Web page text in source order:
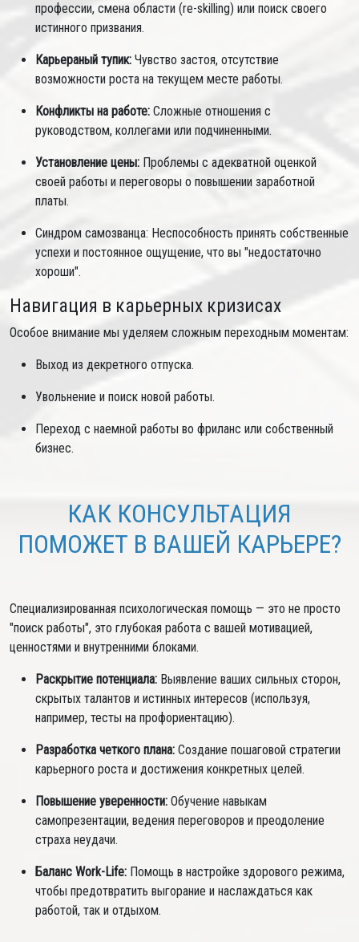
профессии, смена области (re-skilling) или поиск своего
истинного призвания.
Карьераный тупик: Чувство застоя, отсутствие
возможности роста на текущем месте работы.
Конфликты на работе: Сложные отношения с
руководством, коллегами или подчиненными.
Установление цены: Проблемы с адекватной оценкой
своей работы и переговоры о повышении заработной
платы.
Синдром самозванца: Неспособность принять собственные
успехи и постоянное ощущение, что вы "недостаточно
хороши".
Навигация в карьерных кризисах
Особое внимание мы уделяем сложным переходным моментам:
Выход из декретного отпуска.
Увольнение и поиск новой работы.
Переход с наемной работы во фриланс или собственный
бизнес.
КАК КОНСУЛЬТАЦИЯ
ПОМОЖЕТ В ВАШЕЙ КАРЬЕРЕ?
Специализированная психологическая помощь — это не просто
"поиск работы", это глубокая работа с вашей мотивацией,
ценностями и внутренними блоками.
Раскрытие потенциала: Выявление ваших сильных сторон,
скрытых талантов и истинных интересов (используя,
например, тесты на профориентацию).
Разработка четкого плана: Создание пошаговой стратегии
карьерного роста и достижения конкретных целей.
Повышение уверенности: Обучение навыкам
самопрезентации, ведения переговоров и преодоление
страха неудачи.
Баланс Work-Life: Помощь в настройке здорового режима,
чтобы предотвратить выгорание и наслаждаться как
работой, так и отдыхом.